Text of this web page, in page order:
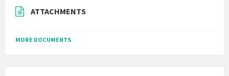
ATTACHMENTS
MORE DOCUMENTS